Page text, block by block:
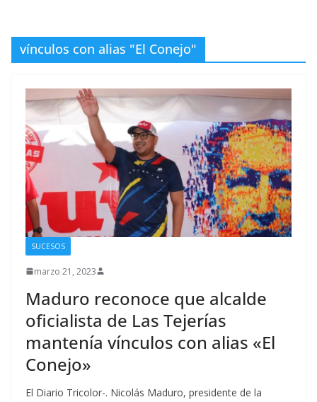
vínculos con alias "El Conejo"
SUCESOS
marzo 21, 2023
Maduro reconoce que alcalde
oficialista de Las Tejerías
mantenía vínculos con alias «El
Conejo»
El Diario Tricolor-. Nicolás Maduro, presidente de la